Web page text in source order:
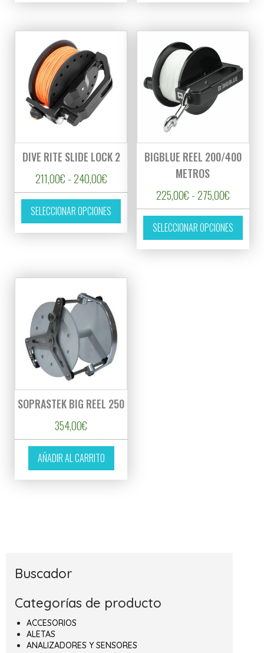
DIVE RITE SLIDE LOCK 2
211,00€ -240,00€Rango de precios: desde 211,00€ hasta
SELECCIONAR OPCIONES
Este producto tiene múltiples variantes.
BIGBLUE REEL 200/400
METROS
225,00€ -275,00€Rango
SELECCIONAR OPCIONES
Este
SOPRASTEK BIG REEL 250
354,00€
AÑADIR AL CARRITO
Buscador
Categorías de producto
ACCESORIOS
ALETAS
ANALIZADORES Y SENSORES